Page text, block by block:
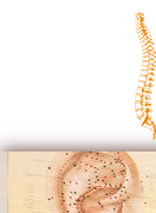
Zum Inhalt springen